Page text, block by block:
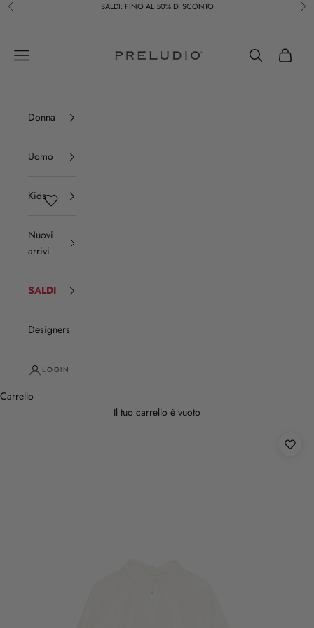
Vai al contenuto
Precedente SALDI: FINO AL 50% DI SCONTO
Menù
Cerca Carrello
Donna
Uomo
Kids
Nuovi
arrivi
SALDI
Designers
LOGIN
Carrello
Il tuo carrello è vuoto